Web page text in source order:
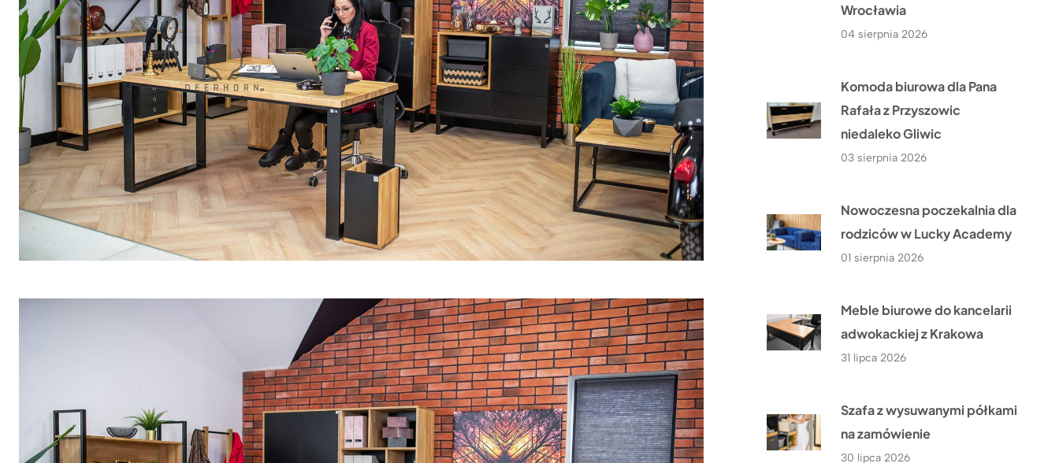
Wrocławia
04 sierpnia 2026
Komoda biurowa dla Pana
Rafała z Przyszowic
niedaleko Gliwic
03 sierpnia 2026
Nowoczesna poczekalnia dla
rodziców w Lucky Academy
01 sierpnia 2026
Meble biurowe do kancelarii
adwokackiej z Krakowa
31 lipca 2026
Szafa z wysuwanymi półkami
na zamówienie
30 lipca 2026